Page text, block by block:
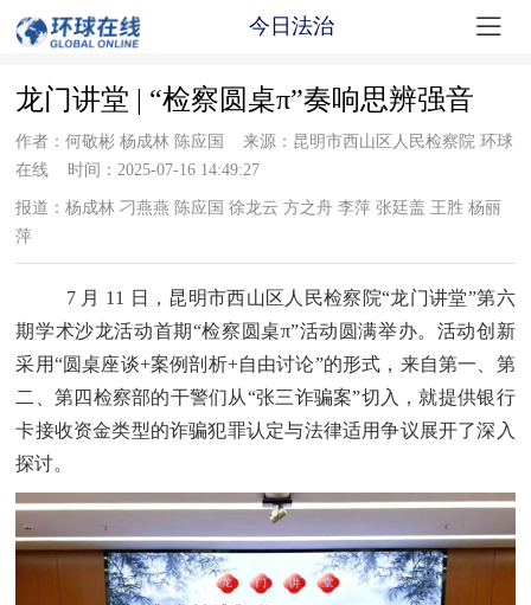
今日法治 
龙门讲堂 | “检察圆桌π”奏响思辨强音
作者：何敬彬 杨成林 陈应国 来源：昆明市西山区人民检察院 环球
在线 时间：2025-07-16 14:49:27
报道：杨成林 刁燕燕 陈应国 徐龙云 方之舟 李萍 张廷盖 王胜 杨丽
萍
7 月 11 日，昆明市西山区人民检察院“龙门讲堂”第六
期学术沙龙活动首期“检察圆桌π”活动圆满举办。活动创新
采用“圆桌座谈+案例剖析+自由讨论”的形式，来自第一、第
二、第四检察部的干警们从“张三诈骗案”切入，就提供银行
卡接收资金类型的诈骗犯罪认定与法律适用争议展开了深入
探讨。